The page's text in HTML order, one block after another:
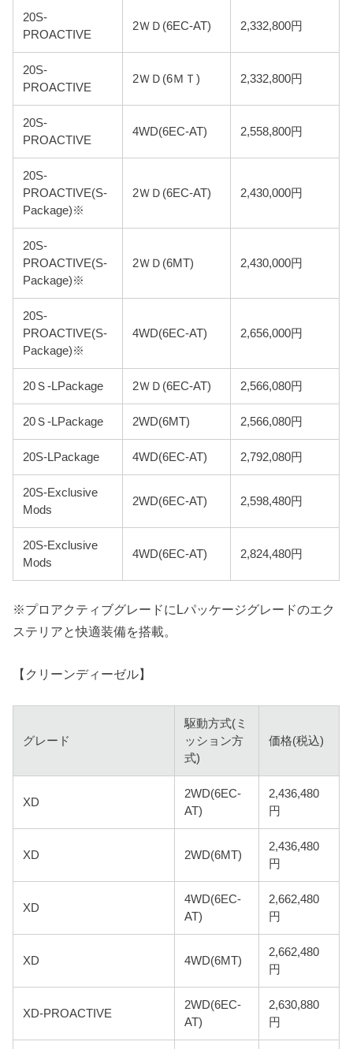
20S-
PROACTIVE
2ＷＤ(6EC-AT) 2,332,800円
20S-
PROACTIVE
2ＷＤ(6ＭＴ) 2,332,800円
20S-
PROACTIVE
4WD(6EC-AT) 2,558,800円
20S-
PROACTIVE(S-
Package)※
2ＷＤ(6EC-AT) 2,430,000円
20S-
PROACTIVE(S-
Package)※
2ＷＤ(6MT) 2,430,000円
20S-
PROACTIVE(S-
Package)※
4WD(6EC-AT) 2,656,000円
20Ｓ-LPackage 2ＷＤ(6EC-AT) 2,566,080円
20Ｓ-LPackage 2WD(6MT) 2,566,080円
20S-LPackage 4WD(6EC-AT) 2,792,080円
20S-Exclusive
Mods
2WD(6EC-AT) 2,598,480円
20S-Exclusive
Mods
4WD(6EC-AT) 2,824,480円
※プロアクティブグレードにLパッケージグレードのエク
ステリアと快適装備を搭載。
【クリーンディーゼル】
グレード
駆動方式(ミ
ッション方
式)
価格(税込)
XD
2WD(6EC-
AT)
2,436,480
円
XD 2WD(6MT)
2,436,480
円
XD
4WD(6EC-
AT)
2,662,480
円
XD 4WD(6MT)
2,662,480
円
XD-PROACTIVE
2WD(6EC-
AT)
2,630,880
円